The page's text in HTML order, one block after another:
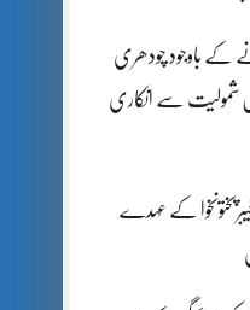
کے باوجود چودھری
شمولیت سے انکاری
کے عہدے